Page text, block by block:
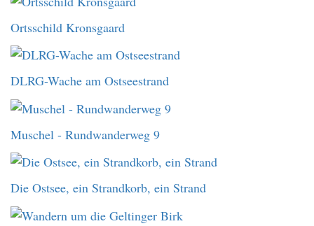
Ortsschild Kronsgaard
DLRG-Wache am Ostseestrand
Muschel - Rundwanderweg 9
Die Ostsee, ein Strandkorb, ein Strand